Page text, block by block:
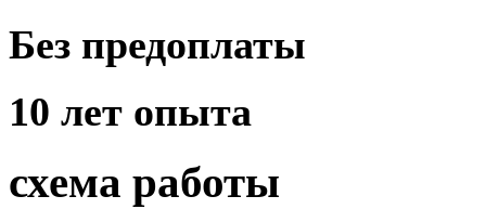
Без предоплаты
10 лет опыта
схема работы